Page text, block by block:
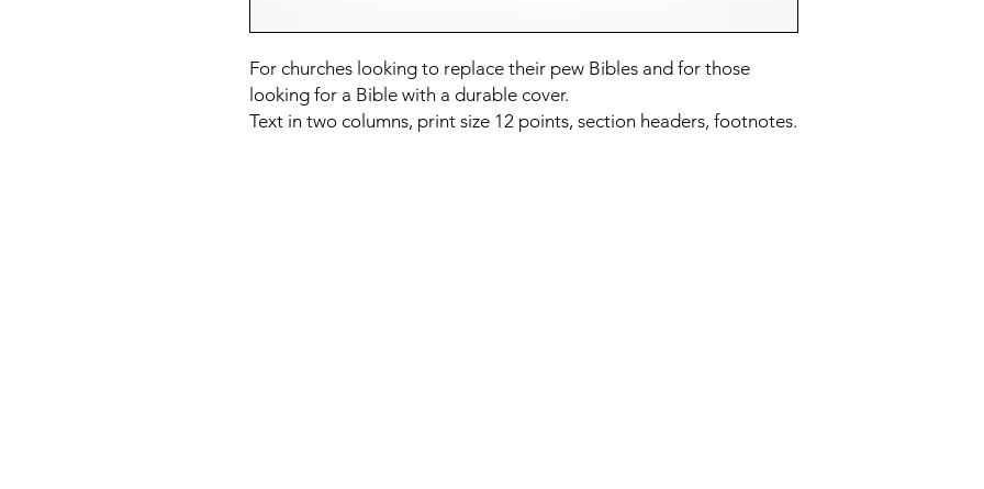
For churches looking to replace their pew Bibles and for those
looking for a Bible with a durable cover.
Text in two columns, print size 12 points, section headers, footnotes.